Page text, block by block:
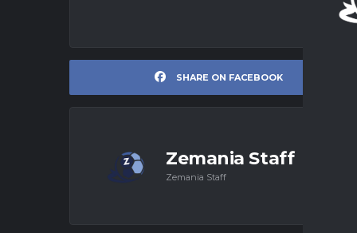
SHARE ON FACEBOOK
Zemania Staff
Zemania Staff